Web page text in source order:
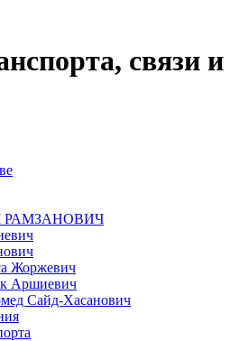
связи
РАМЗАНОВИЧ
Жоржевич
Аршиевич
Сайд-Хасанович